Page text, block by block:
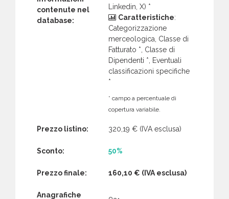
contenute nel
database:
Linkedin, X) *
Caratteristiche:
Categorizzazione
merceologica, Classe di
Fatturato *, Classe di
Dipendenti *, Eventuali
classificazioni specifiche
*
* campo a percentuale di
copertura variabile.
Prezzo listino: 320,19 € (IVA esclusa)
Sconto: 50%
Prezzo finale: 160,10 € (IVA esclusa)
Anagrafiche